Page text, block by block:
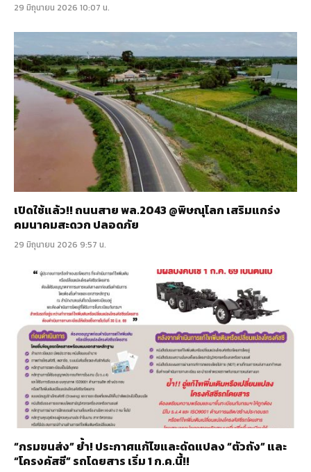
29 มิถุนายน 2026 10:07 น.
เปิดใช้แล้ว!! ถนนสาย พล.2043 @พิษณุโลก เสริมแกร่ง
คมนาคมสะดวก ปลอดภัย
29 มิถุนายน 2026 9:57 น.
“กรมขนส่ง” ย้ำ! ประกาศแก้ไขและดัดแปลง “ตัวถัง” และ
“โครงคัสซี” รถโดยสาร เริ่ม 1 ก.ค.นี้!!